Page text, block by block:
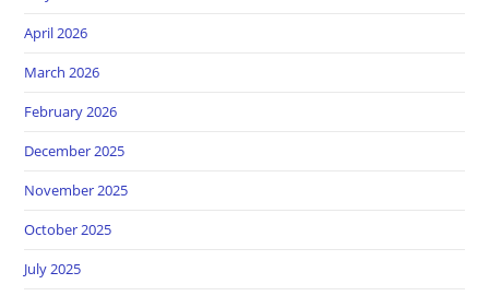
April 2026
March 2026
February 2026
December 2025
November 2025
October 2025
July 2025